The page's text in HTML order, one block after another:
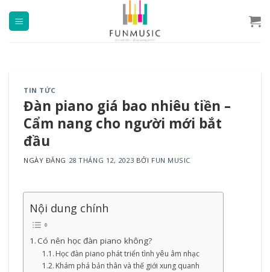
đến
TIN TỨC
Đàn piano giá bao nhiêu tiền –
Cẩm nang cho người mới bắt
đầu
NGÀY ĐĂNG 28 THÁNG 12, 2023 BỞI FUN MUSIC
Nội dung chính
Có nên học đàn piano không?
Học đàn piano phát triển tình yêu âm nhạc
Khám phá bản thân và thế giới xung quanh